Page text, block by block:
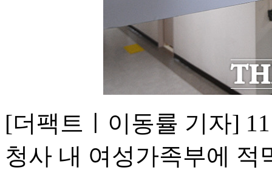
[더팩트ㅣ이동률 기자]
청사 내 여성가족부에 적